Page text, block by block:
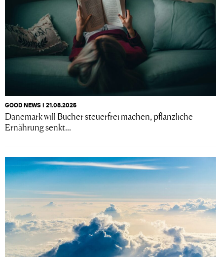
GOOD NEWS I 21.08.2025
Dänemark will Bücher steuerfrei machen, pflanzliche
Ernährung senkt...